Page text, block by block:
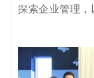
探索企业管理，